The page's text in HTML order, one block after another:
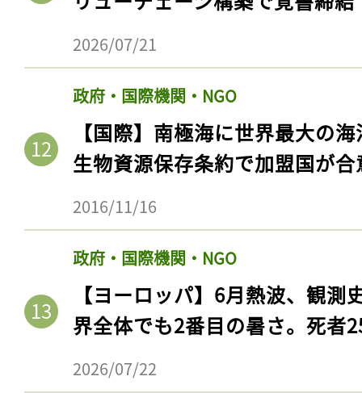
2026/07/21
政府・国際機関・NGO
【国際】南極海に世界最大の
生物資源保存条約で加盟国が合
2016/11/16
政府・国際機関・NGO
【ヨーロッパ】6月熱波、観
界全体でも2番目の暑さ。死者
2026/07/22